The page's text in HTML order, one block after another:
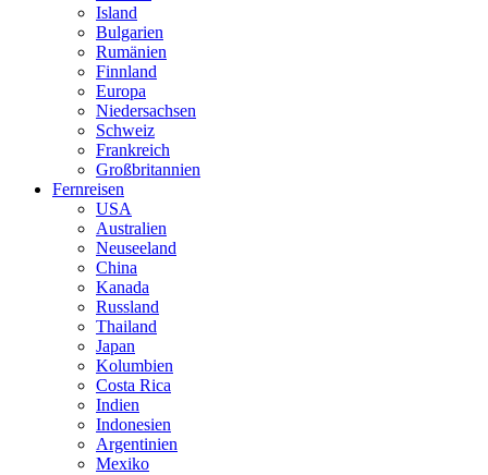
Island
Bulgarien
Rumänien
Finnland
Europa
Niedersachsen
Schweiz
Frankreich
Großbritannien
Fernreisen
USA
Australien
Neuseeland
China
Kanada
Russland
Thailand
Japan
Kolumbien
Costa Rica
Indien
Indonesien
Argentinien
Mexiko